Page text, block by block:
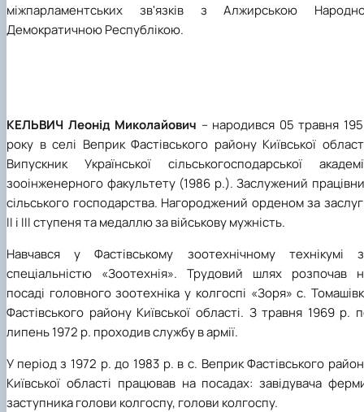
міжпарламентських зв'язків з Алжирською
Демократичною Республікою.
КЕЛЬВИЧ Леонід Миколайович – народився 05 травня
року в селі Веприк Фастівського району Київської
Випускник Української сільськогосподарської
зооінженерного факультету (1986 р.). Заслужений
сільського господарства. Нагороджений орденом за
ІІ і ІІІ ступеня та медаллю за військову мужність.
Навчався у Фастівському зоотехнічному технікумі
спеціальністю «Зоотехнія». Трудовий шлях розпочав
посаді головного зоотехніка у колгоспі «Зоря» с.
Фастівського району Київської області. З травня 1969 р.
липень 1972 р. проходив службу в армії.
У період з 1972 р. до 1983 р. в с. Веприк Фастівського
Київської області працював на посадах: завідувача
заступника голови колгоспу, голови колгоспу.